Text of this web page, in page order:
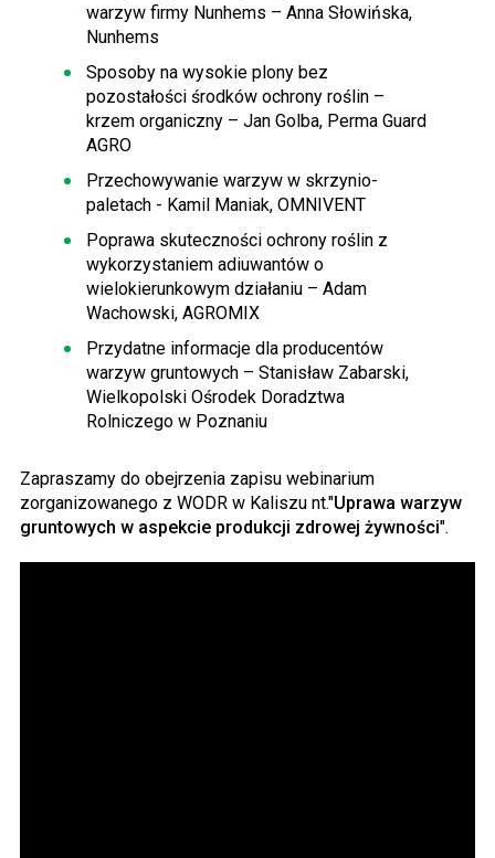
warzyw firmy Nunhems – Anna Słowińska,
Nunhems
Sposoby na wysokie plony bez
pozostałości środków ochrony roślin –
krzem organiczny – Jan Golba, Perma Guard
AGRO
Przechowywanie warzyw w skrzynio-
paletach - Kamil Maniak, OMNIVENT
Poprawa skuteczności ochrony roślin z
wykorzystaniem adiuwantów o
wielokierunkowym działaniu – Adam
Wachowski, AGROMIX
Przydatne informacje dla producentów
warzyw gruntowych – Stanisław Zabarski,
Wielkopolski Ośrodek Doradztwa
Rolniczego w Poznaniu
Zapraszamy do obejrzenia zapisu webinarium
zorganizowanego z WODR w Kaliszu nt."Uprawa warzyw
gruntowych w aspekcie produkcji zdrowej żywności".